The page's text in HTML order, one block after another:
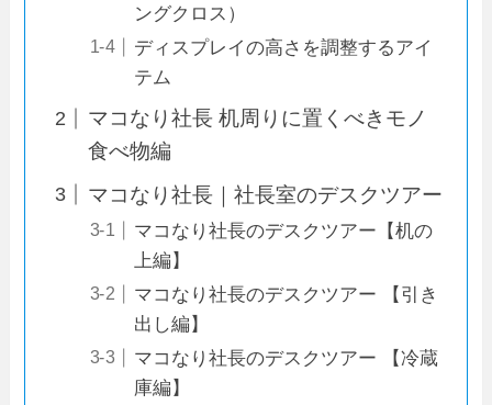
ングクロス）
ディスプレイの高さを調整するアイ
テム
マコなり社長 机周りに置くべきモノ
食べ物編
マコなり社長｜社長室のデスクツアー
マコなり社長のデスクツアー【机の
上編】
マコなり社長のデスクツアー 【引き
出し編】
マコなり社長のデスクツアー 【冷蔵
庫編】